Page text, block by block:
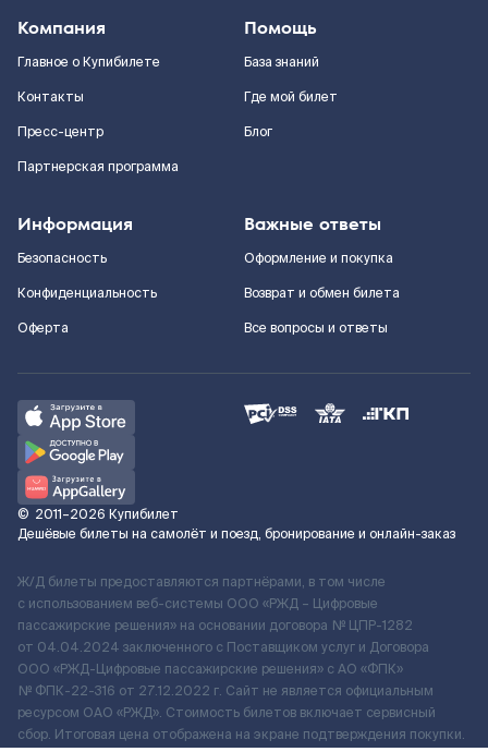
Компания
Главное о Купибилете
Контакты
Пресс-центр
Партнерская программа
Помощь
База знаний
Где мой билет
Блог
Информация
Безопасность
Конфиденциальность
Оферта
Важные ответы
Оформление и покупка
Возврат и обмен билета
Все вопросы и ответы
© 2011–2026 Купибилет
Дешёвые билеты на самолёт и поезд, бронирование и онлайн-заказ
Ж/Д билеты предоставляются партнёрами, в том числе
с использованием веб-системы ООО «РЖД – Цифровые
пассажирские решения» на основании договора № ЦПР-1282
от 04.04.2024 заключенного с Поставщиком услуг и Договора
ООО «РЖД-Цифровые пассажирские решения» c АО «ФПК»
№ ФПК-22-316 от 27.12.2022 г. Сайт не является официальным
ресурсом ОАО «РЖД». Стоимость билетов включает сервисный
сбор. Итоговая цена отображена на экране подтверждения покупки.